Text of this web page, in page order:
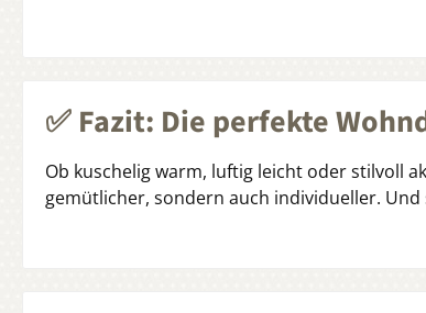
✅ Fazit: Die perfekte
Ob kuschelig warm, luftig leicht oder stilvoll
gemütlicher, sondern auch individueller.